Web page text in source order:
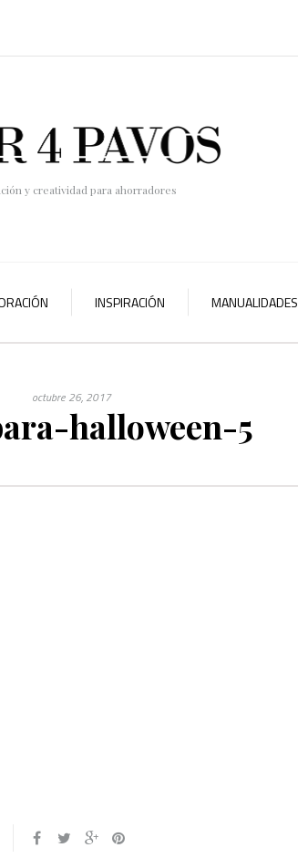
y creatividad para ahorradores
INSPIRACIÓN MANUALIDADES
octubre 26, 2017
halloween-5